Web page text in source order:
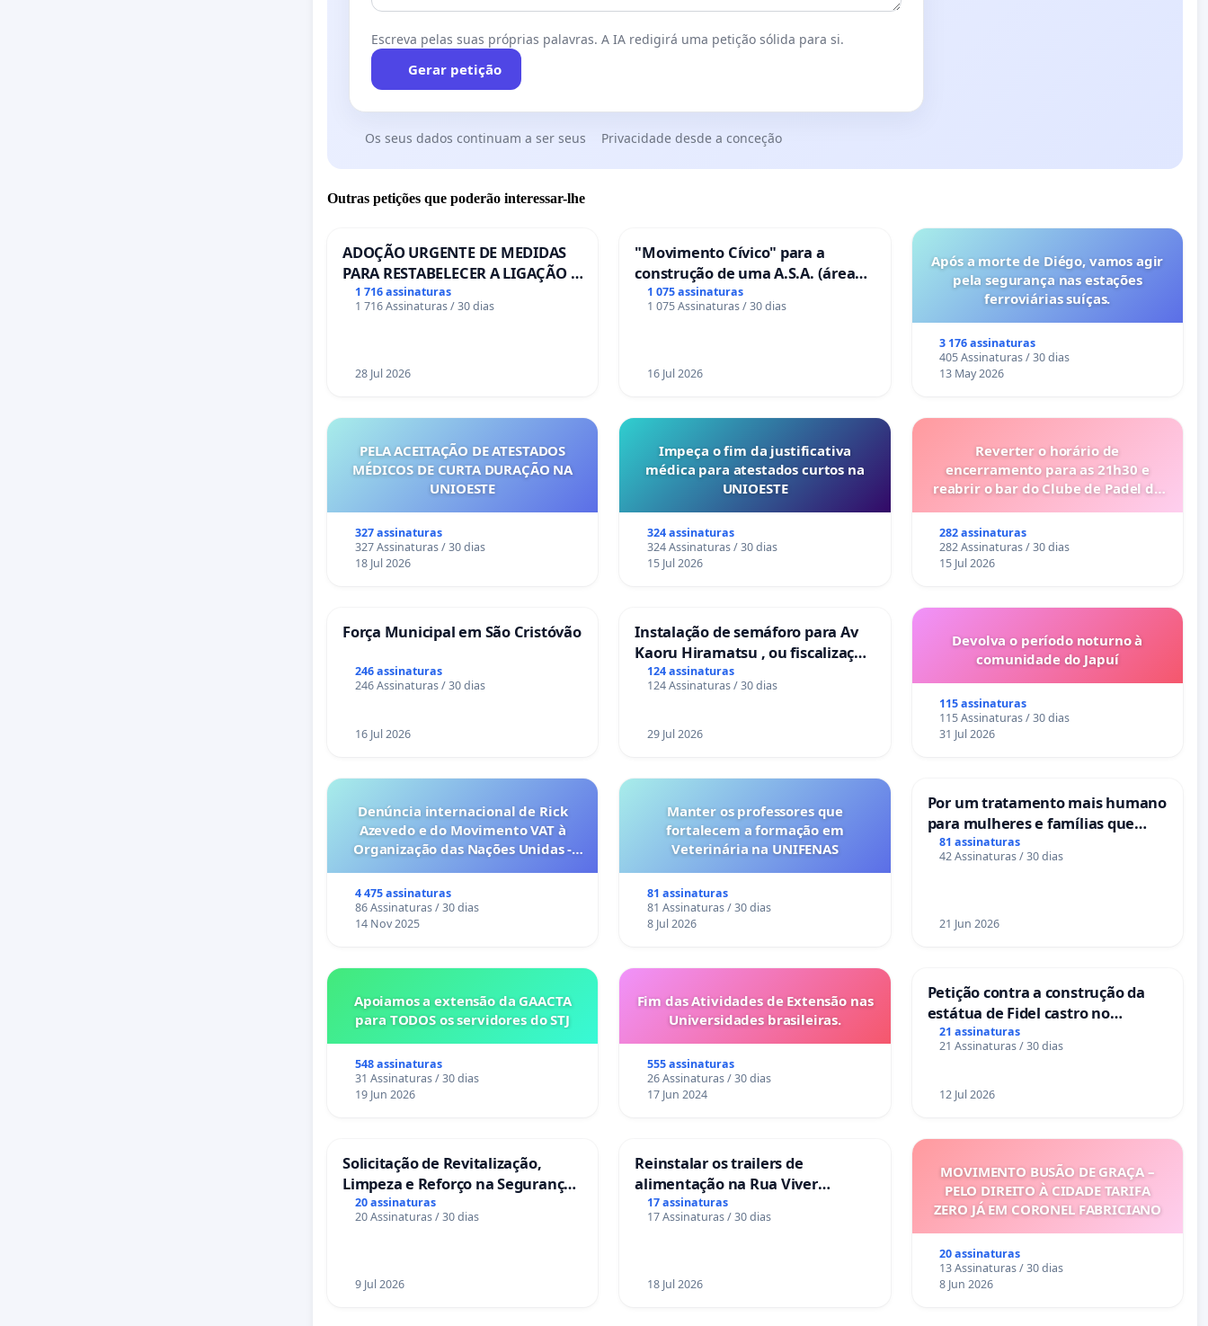
Escreva pelas suas próprias palavras. A IA redigirá uma petição sólida para si.
Gerar petição
Os seus dados continuam a ser seus Privacidade desde a conceção
Outras petições que poderão interessar-lhe
ADOÇÃO URGENTE DE MEDIDAS
PARA RESTABELECER A LIGAÇÃO -
PONTE RS-129
1 716 assinaturas
1 716 Assinaturas / 30 dias
28 Jul 2026
"Movimento Cívico" para a
construção de uma A.S.A. (área
de serviços para autocaravanas)
em Coimbra
1 075 assinaturas
1 075 Assinaturas / 30 dias
16 Jul 2026
Após a morte de Diégo, vamos agir
pela segurança nas estações
ferroviárias suíças.
3 176 assinaturas
405 Assinaturas / 30 dias
13 May 2026
PELA ACEITAÇÃO DE ATESTADOS
MÉDICOS DE CURTA DURAÇÃO NA
UNIOESTE
327 assinaturas
327 Assinaturas / 30 dias
18 Jul 2026
Impeça o fim da justificativa
médica para atestados curtos na
UNIOESTE
324 assinaturas
324 Assinaturas / 30 dias
15 Jul 2026
Reverter o horário de
encerramento para as 21h30 e
reabrir o bar do Clube de Padel de
282 assinaturas
282 Assinaturas / 30 dias
15 Jul 2026
Força Municipal em São Cristóvão
246 assinaturas
246 Assinaturas / 30 dias
16 Jul 2026
Instalação de semáforo para Av
Kaoru Hiramatsu , ou fiscalização
Eletrônica
124 assinaturas
124 Assinaturas / 30 dias
29 Jul 2026
Devolva o período noturno à
comunidade do Japuí
115 assinaturas
115 Assinaturas / 30 dias
31 Jul 2026
Denúncia internacional de Rick
Azevedo e do Movimento VAT à
Organização das Nações Unidas -
escala 6x1 enquanto o lobby
empresarial compra a omissão do
4 475 assinaturas
86 Assinaturas / 30 dias
14 Nov 2025
Manter os professores que
fortalecem a formação em
Veterinária na UNIFENAS
81 assinaturas
81 Assinaturas / 30 dias
8 Jul 2026
Por um tratamento mais humano
para mulheres e famílias que
sofrem uma perda gestacional
nos hospitais portugueses
81 assinaturas
42 Assinaturas / 30 dias
21 Jun 2026
Apoiamos a extensão da GAACTA
para TODOS os servidores do STJ
548 assinaturas
31 Assinaturas / 30 dias
19 Jun 2026
Fim das Atividades de Extensão nas
Universidades brasileiras.
555 assinaturas
26 Assinaturas / 30 dias
17 Jun 2024
Petição contra a construção da
estátua de Fidel castro no
mirante do Caju
21 assinaturas
21 Assinaturas / 30 dias
12 Jul 2026
Solicitação de Revitalização,
Limpeza e Reforço na Segurança
das Praças da Rua Cachoeira das
Sete Ilhas
20 assinaturas
20 Assinaturas / 30 dias
9 Jul 2026
Reinstalar os trailers de
alimentação na Rua Viver
Salvador
17 assinaturas
17 Assinaturas / 30 dias
18 Jul 2026
MOVIMENTO BUSÃO DE GRAÇA –
PELO DIREITO À CIDADE TARIFA
ZERO JÁ EM CORONEL FABRICIANO
20 assinaturas
13 Assinaturas / 30 dias
8 Jun 2026